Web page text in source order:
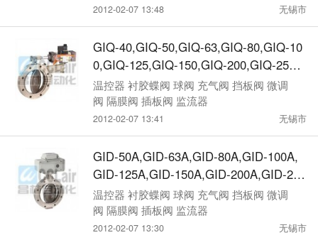
2012-02-07 13:48 无锡市
GIQ-40,GIQ-50,GIQ-63,GIQ-80,GIQ-10
0,GIQ-125,GIQ-150,GIQ-200,GIQ-250,
GIQ-300,GIQ-400,气动高真空蝶阀
温控器 衬胶蝶阀 球阀 充气阀 挡板阀 微调
阀 隔膜阀 插板阀 监流器
2012-02-07 13:41 无锡市
GID-50A,GID-63A,GID-80A,GID-100A,
GID-125A,GID-150A,GID-200A,GID-250
A,GID-300A,GID-400A,电动高真空蝶阀
温控器 衬胶蝶阀 球阀 充气阀 挡板阀 微调
阀 隔膜阀 插板阀 监流器
2012-02-07 13:30 无锡市